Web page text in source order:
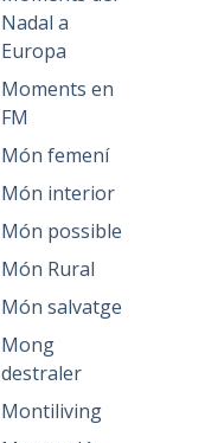
Nadal a
Europa
Moments en
FM
Món femení
Món interior
Món possible
Món Rural
Món salvatge
Mong
destraler
Montiliving